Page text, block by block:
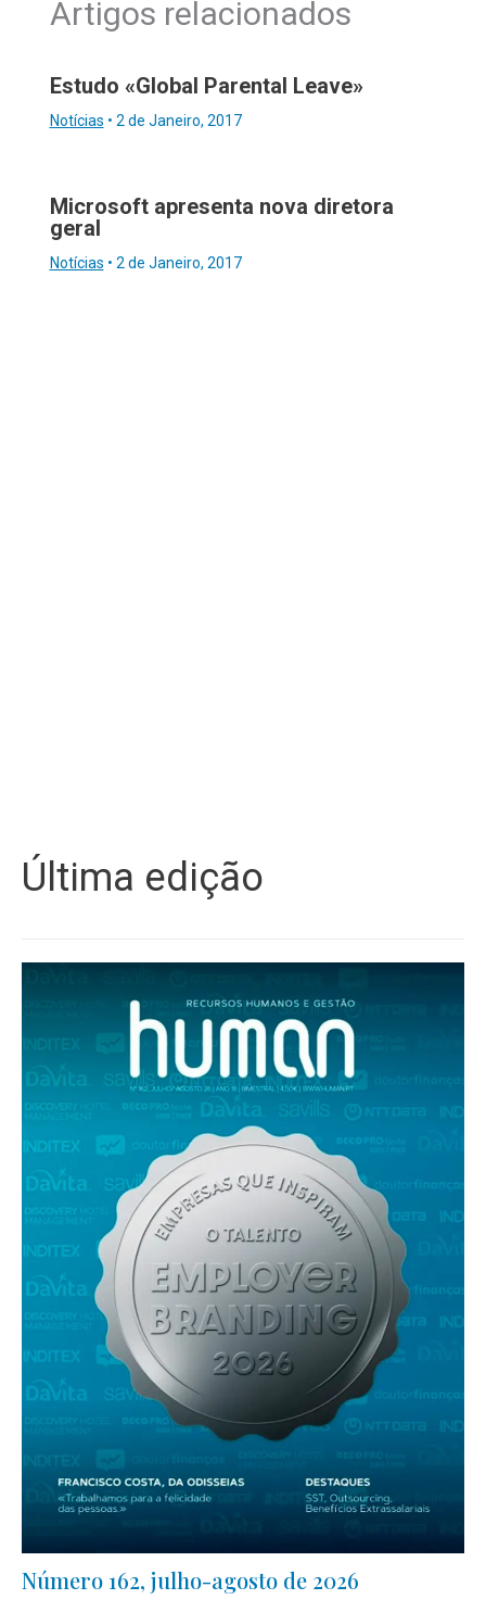
Artigos relacionados
Estudo «Global Parental Leave»
Notícias • 2 de Janeiro, 2017
Microsoft apresenta nova diretora
geral
Notícias • 2 de Janeiro, 2017
Última edição
Número 162, julho-agosto de 2026